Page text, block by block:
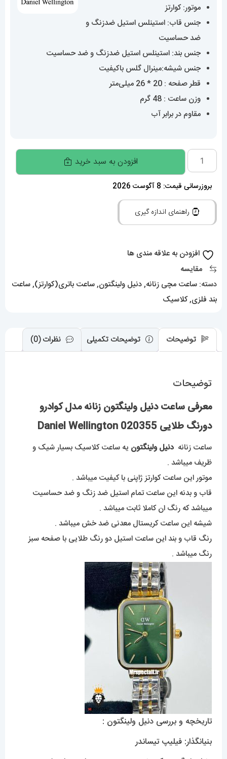
موتور: کوارتز
جنس قاب: استینلس استیل ضدزنگ و
ضد حساسیت
جنس بند: استینلس استیل ضدزنگ و ضد حساسیت
جنس شیشه:مینرال گلس باکیفیت
قطر صفحه : 20 * 26 میلی‌متر
وزن ساعت : 48 گرم
مقاوم در برابر آب
ساعت
دنیل
ولینگتون
زنانه
طلایی
020355
افزودن به سبد خرید
بروزرسانی قیمت: 8 آگوست 2026
راهنمای اندازه گیری
افزودن به علاقه مندی ها
مقایسه
دسته: ساعت مچی زنانه,دنیل ولینگتون,ساعت باتری(کوارتز),ساعت
بند فلزی,کلاسیک
توضیحات توضیحات تکمیلی نظرات (0)
توضیحات
معرفی ساعت دنیل ولینگتون زنانه مدل کوادرو
دورنگ طلایی Daniel Wellington 020355
ساعت زنانه دنیل ولینگتون یه ساعت کلاسیک بسیار شیک و
ظریف میباشد .
موتور این ساعت کوارتز ژاپنی با کیفیت میباشد .
قاب و بدنه این ساعت تمام استیل ضد زنگ و ضد حساسیت
میباشد که رنگ ان کاملا ثابت میباشد .
شیشه این ساعت کریستال معدنی ضد خش میباشد .
رنگ قاب و بند این ساعت استیل دو رنگ طلایی با صفحه سبز
رنگ میباشد .
تاریخچه و بررسی دنیل ولینگتون :
بنیانگذار: فیلیپ تیساندر